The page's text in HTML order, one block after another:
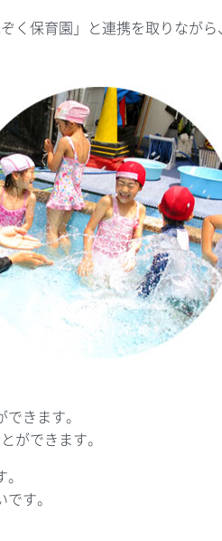
保育園」と連携を取りながら、
きます。
ができます。
す。